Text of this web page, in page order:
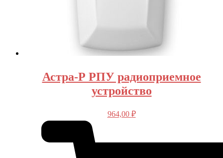
Астра-Р РПУ радиоприемное
устройство
964,00 ₽